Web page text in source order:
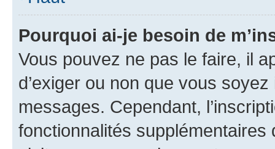
Pourquoi ai-je besoin de
Vous pouvez ne pas le faire, il
d’exiger ou non que vous
messages. Cependant,
fonctionnalités